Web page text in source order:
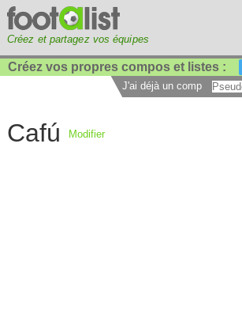
Créez et partagez vos équipes
Créez vos propres compos et listes :
J'ai déjà un compte :
Cafú Modifier